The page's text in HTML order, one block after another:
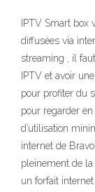
IPTV Smart box
diffusées via
streaming , il
IPTV et avoir
pour profiter du
pour regarder
d’utilisation
internet de
pleinement de la
un forfait